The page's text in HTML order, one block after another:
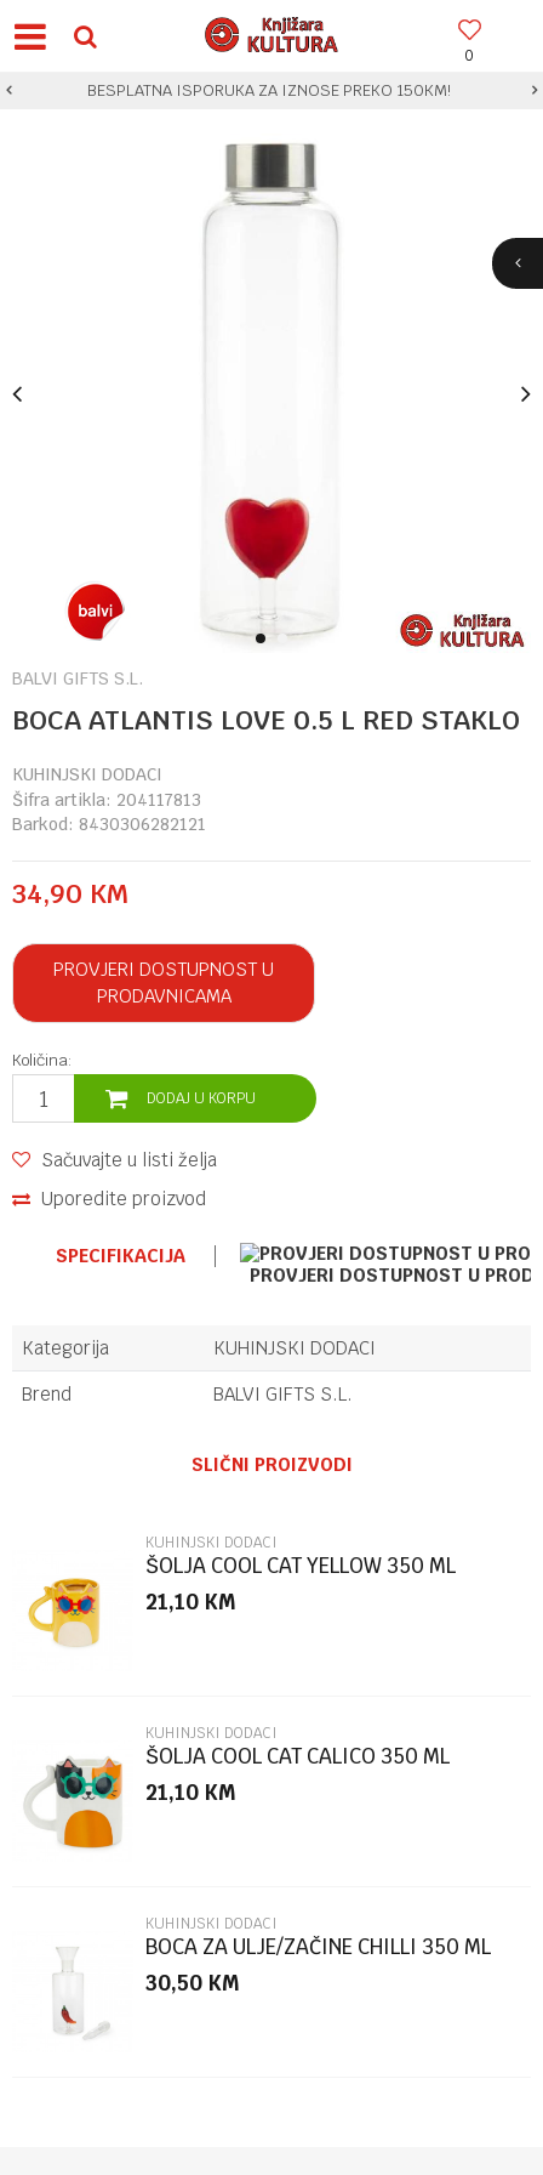
0
BESPLATNA ISPORUKA ZA IZNOSE PREKO 150KM!
1 2
BALVI GIFTS S.L.
BOCA ATLANTIS LOVE 0.5 L RED STAKLO
KUHINJSKI DODACI
Šifra artikla: 204117813
Barkod: 8430306282121
34,90 KM
PROVJERI DOSTUPNOST U
PRODAVNICAMA
Količina:
DODAJ U KORPU
Sačuvajte u listi želja
Uporedite proizvod
SPECIFIKACIJA
PROVJERI DOSTUPNOST U
Kategorija
KUHINJSKI DODACI
Brend
BALVI GIFTS S.L.
Poruka
POŠALJI
SLIČNI PROIZVODI
KUHINJSKI DODACI
ŠOLJA COOL CAT YELLOW 350 ML
KERAMIKA
21,10 KM
KUHINJSKI DODACI
ŠOLJA COOL CAT CALICO 350 ML
KERAMIKA
21,10 KM
KUHINJSKI DODACI
BOCA ZA ULJE/ZAČINE CHILLI 350 ML
NO DRIP STAKLO
30,50 KM